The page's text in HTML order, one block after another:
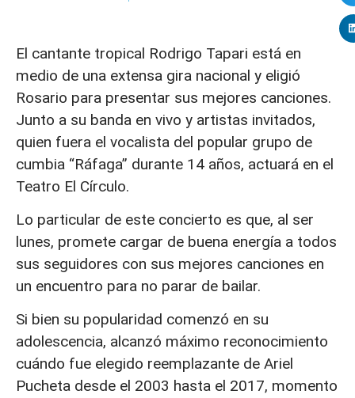
El cantante tropical Rodrigo Tapari está en
medio de una extensa gira nacional y eligió
Rosario para presentar sus mejores canciones.
Junto a su banda en vivo y artistas invitados,
quien fuera el vocalista del popular grupo de
cumbia “Ráfaga” durante 14 años, actuará en el
Teatro El Círculo.
Lo particular de este concierto es que, al ser
lunes, promete cargar de buena energía a todos
sus seguidores con sus mejores canciones en
un encuentro para no parar de bailar.
Si bien su popularidad comenzó en su
adolescencia, alcanzó máximo reconocimiento
cuándo fue elegido reemplazante de Ariel
Pucheta desde el 2003 hasta el 2017, momento